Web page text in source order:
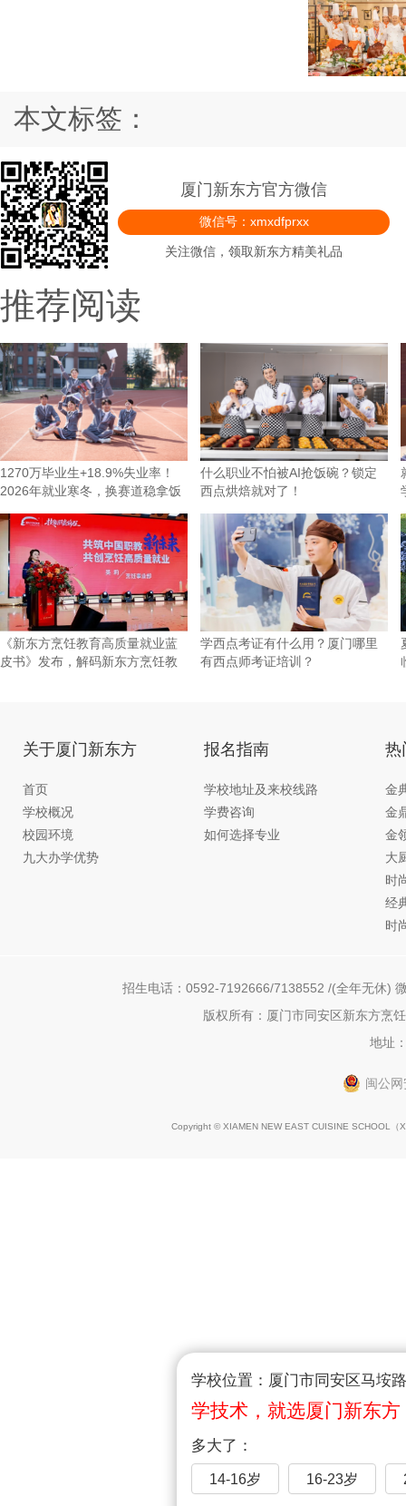
学校位置：厦门市同安区马垵
学技术，就选厦门新东方
多大了：
14-16岁 16-23岁
本文标签：
厦门新东方官方微信
微信号：xmxdfprxx
关注微信，领取新东方精美礼品
推荐阅读
1270万毕业生+18.9%失业率！
2026年就业寒冬，换赛道稳拿饭
什么职业不怕被AI抢饭碗？锁定
西点烘焙就对了！
《新东方烹饪教育高质量就业蓝
皮书》发布，解码新东方烹饪教
学西点考证有什么用？厦门哪里
有西点师考证培训？
关于厦门新东方
首页
学校概况
校园环境
九大办学优势
报名指南
学校地址及来校线路
学费咨询
如何选择专业
热
金
金
金
大
时
经
时
招生电话：0592-7192666/7138552 /(全年无休)
版权所有：厦门市同安区新东方烹
地址
闽公
Copyright © XIAMEN NEW EAST CUISINE SCHOOL（